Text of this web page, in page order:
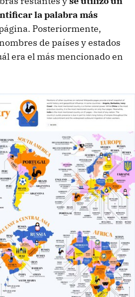
la palabra más
Posteriormente,
de países y estados
era el más mencionado en